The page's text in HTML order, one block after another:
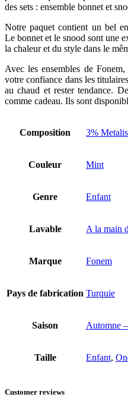
des sets : ensemble bonnet et
Notre paquet contient un bel
Le bonnet et le snood sont une
la chaleur et du style dans le
Avec les ensembles de
votre confiance dans les
au chaud et rester tendance.
comme cadeau. Ils sont
Composition 3%
Couleur Mint
Genre Enfant
Lavable A la main
Marque Fonem
Pays de fabrication Turquie
Saison Automne
Taille Enfant,
Customer reviews